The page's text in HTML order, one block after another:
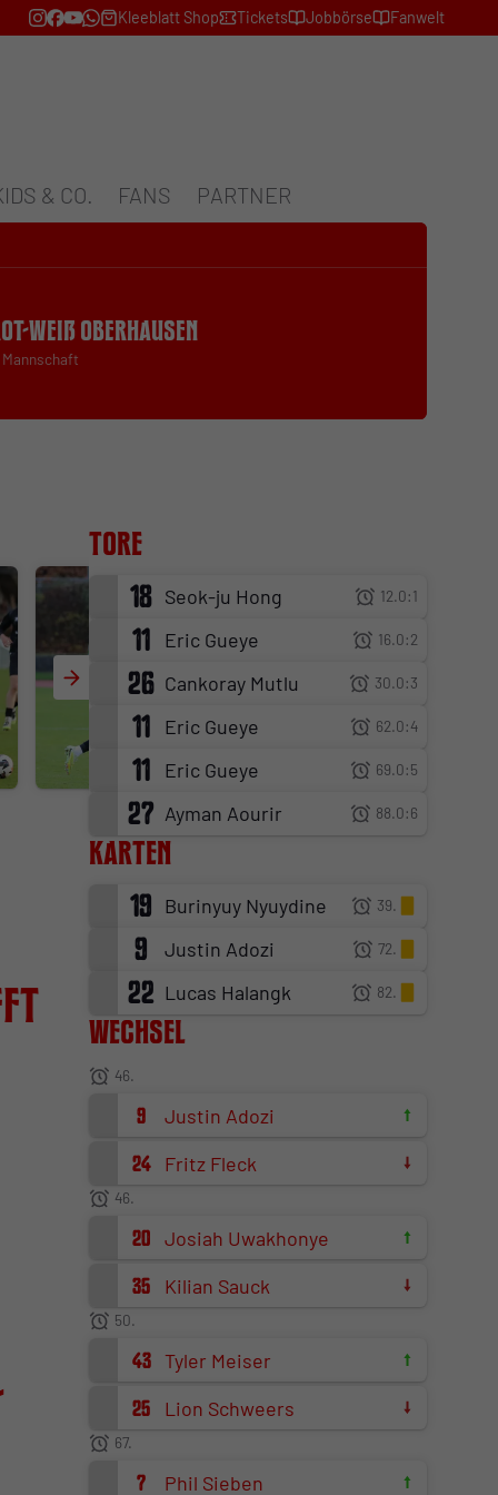
Kleeblatt Shop Tickets Jobbörse Fanwelt
& CO. FANS PARTNER
Weiß Oberhausen
Mannschaft
Tore
18 Seok-ju Hong 12.0:1
11 Eric Gueye 16.0:2
26 Cankoray Mutlu 30.0:3
11 Eric Gueye 62.0:4
11 Eric Gueye 69.0:5
27 Ayman Aourir 88.0:6
Karten
19 Burinyuy Nyuydine 39.
9 Justin Adozi 72.
22 Lucas Halangk 82.
Wechsel
46.
9
Justin Adozi
24
Fritz Fleck
46.
20 Josiah Uwakhonye
35
Kilian Sauck
50.
43
Tyler Meiser
25
Lion Schweers
67.
7
Phil Sieben